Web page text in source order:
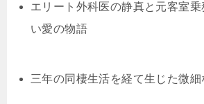
エリート外科医の静真と元客室
い愛の物語
三年の同棲生活を経て生じた微